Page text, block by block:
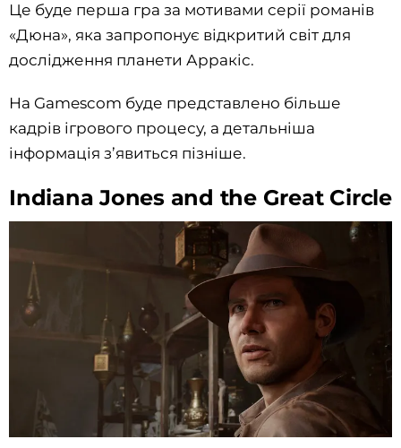
Це буде перша гра за мотивами серії романів
«Дюна», яка запропонує відкритий світ для
дослідження планети Арракiс.
На Gamescom буде представлено більше
кадрів ігрового процесу, а детальніша
інформація з’явиться пізніше.
Indiana Jones and the Great Circle